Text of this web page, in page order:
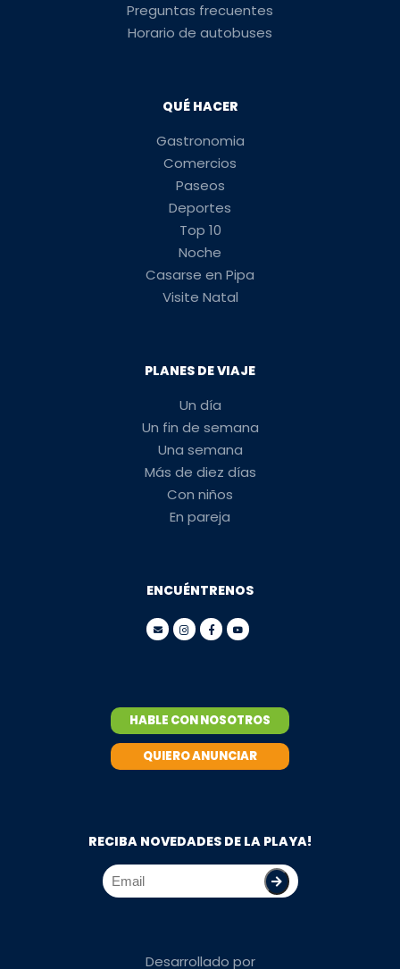
Preguntas frecuentes
Horario de autobuses
QUÉ HACER
Gastronomia
Comercios
Paseos
Deportes
Top 10
Noche
Casarse en Pipa
Visite Natal
PLANES DE VIAJE
Un día
Un fin de semana
Una semana
Más de diez días
Con niños
En pareja
ENCUÉNTRENOS
HABLE CON NOSOTROS
QUIERO ANUNCIAR
RECIBA NOVEDADES DE LA PLAYA!
Desarrollado por